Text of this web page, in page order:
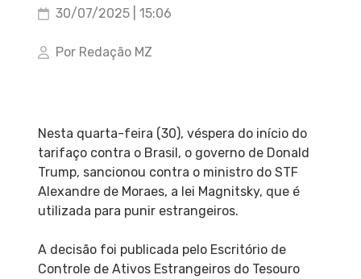
30/07/2025 | 15:06
Por Redação MZ
Nesta quarta-feira (30), véspera do início do
tarifaço contra o Brasil, o governo de Donald
Trump, sancionou contra o ministro do STF
Alexandre de Moraes, a lei Magnitsky, que é
utilizada para punir estrangeiros.
A decisão foi publicada pelo Escritório de
Controle de Ativos Estrangeiros do Tesouro